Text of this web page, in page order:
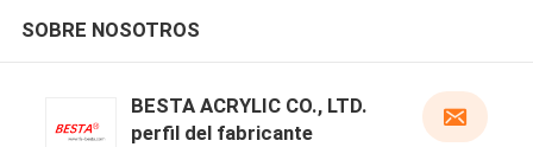
SOBRE NOSOTROS
BESTA ACRYLIC CO., LTD.
perfil del fabricante